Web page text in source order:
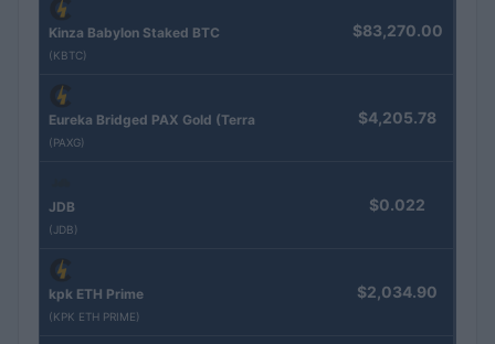
Kinza Babylon Staked BTC
(KBTC)
$83,270.00
Eureka Bridged PAX Gold (Terra
(PAXG)
$4,205.78
JDB
(JDB)
$0.022
kpk ETH Prime
(KPK ETH PRIME)
$2,034.90